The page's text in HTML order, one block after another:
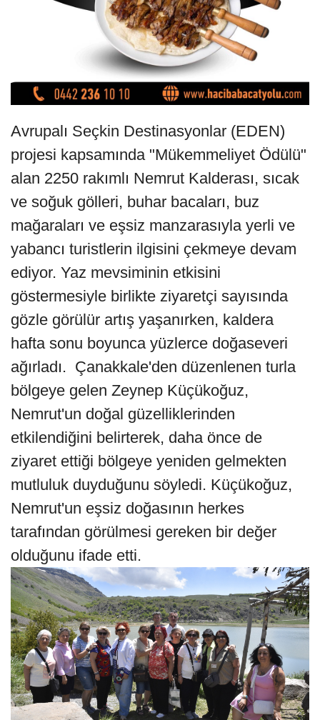
Avrupalı Seçkin Destinasyonlar (EDEN)
projesi kapsamında "Mükemmeliyet Ödülü"
alan 2250 rakımlı Nemrut Kalderası, sıcak
ve soğuk gölleri, buhar bacaları, buz
mağaraları ve eşsiz manzarasıyla yerli ve
yabancı turistlerin ilgisini çekmeye devam
ediyor. Yaz mevsiminin etkisini
göstermesiyle birlikte ziyaretçi sayısında
gözle görülür artış yaşanırken, kaldera
hafta sonu boyunca yüzlerce doğaseveri
ağırladı. Çanakkale'den düzenlenen turla
bölgeye gelen Zeynep Küçükoğuz,
Nemrut'un doğal güzelliklerinden
etkilendiğini belirterek, daha önce de
ziyaret ettiği bölgeye yeniden gelmekten
mutluluk duyduğunu söyledi. Küçükoğuz,
Nemrut'un eşsiz doğasının herkes
tarafından görülmesi gereken bir değer
olduğunu ifade etti.